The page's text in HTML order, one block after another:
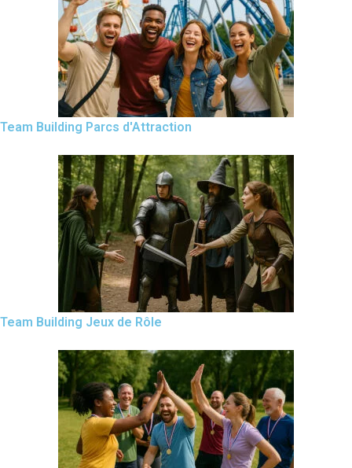
Team Building Parcs d'Attraction
Team Building Jeux de Rôle